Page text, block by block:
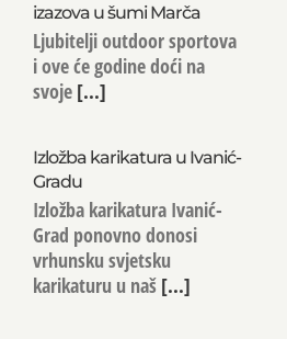
izazova u šumi Marča
Ljubitelji outdoor sportova
i ove će godine doći na
svoje[...]
Izložba karikatura u Ivanić-
Gradu
Izložba karikatura Ivanić-
Grad ponovno donosi
vrhunsku svjetsku
karikaturu u naš[...]